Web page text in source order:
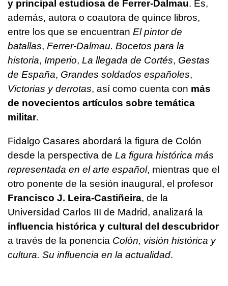
y principal estudiosa de Ferrer-Dalmau. Es,
además, autora o coautora de quince libros,
entre los que se encuentran El pintor de
batallas, Ferrer-Dalmau. Bocetos para la
historia, Imperio, La llegada de Cortés, Gestas
de España, Grandes soldados españoles,
Victorias y derrotas, así como cuenta con más
de novecientos artículos sobre temática
militar.
Fidalgo Casares abordará la figura de Colón
desde la perspectiva de La figura histórica más
representada en el arte español, mientras que el
otro ponente de la sesión inaugural, el profesor
Francisco J. Leira-Castiñeira, de la
Universidad Carlos III de Madrid, analizará la
influencia histórica y cultural del descubridor
a través de la ponencia Colón, visión histórica y
cultura. Su influencia en la actualidad.